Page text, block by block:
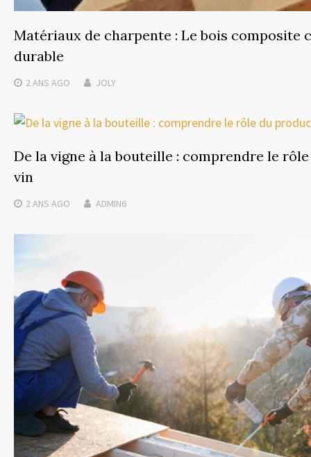
Matériaux de charpente : Le bois composite
durable
2 ANS AGO JOLY
De la vigne à la bouteille : comprendre le
vin
2 ANS AGO ADMIN6